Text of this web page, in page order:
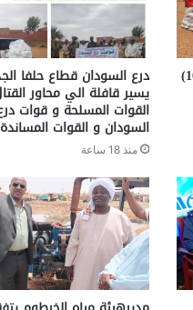
الهلال الأحمر السوداني يوزع (1000) درع السودان قطاع حلفا
يسير قافلة الي محاور
القوات المسلحة و قوات
السودان و القوات المساندة
منذ 18 ساعة